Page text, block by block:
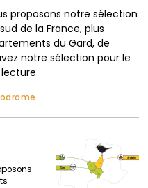
proposons notre sélection
de la France, plus
du Gard, de
notre sélection pour le
lecture